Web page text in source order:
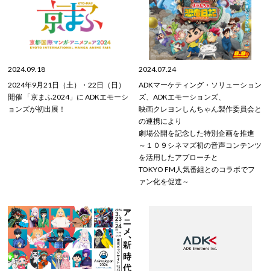
2024.09.18
2024年9月21日（土）・22日（日）
開催 「京まふ2024」に ADKエモーシ
ョンズが初出展！
2024.07.24
ADKマーケティング・ソリューション
ズ、ADKエモーションズ、
映画クレヨンしんちゃん製作委員会と
の連携により
劇場公開を記念した特別企画を推進
～１０９シネマズ初の音声コンテンツ
を活用したアプローチと
TOKYO FM人気番組とのコラボでフ
ァン化を促進～